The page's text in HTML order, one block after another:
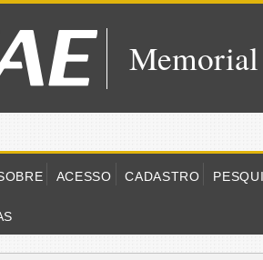
Memorial
ACESSO CADASTRO